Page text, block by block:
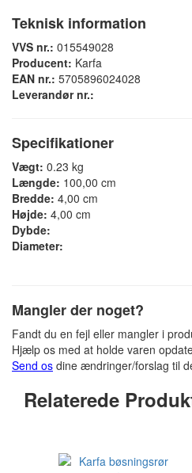
Teknisk information
VVS nr.: 015549028
Producent: Karfa
EAN nr.: 5705896024028
Leverandør nr.:
Specifikationer
Vægt: 0.23 kg
Længde: 100,00 cm
Bredde: 4,00 cm
Højde: 4,00 cm
Dybde:
Diameter:
Mangler der noget?
Fandt du en fejl eller mangler i
Hjælp os med at holde varen
Send os dine ændringer/forslag til
Relaterede